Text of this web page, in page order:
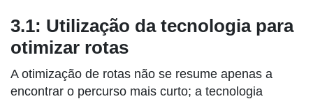
3.1: Utilização da tecnologia para
otimizar rotas
A otimização de rotas não se resume apenas a
encontrar o percurso mais curto; a tecnologia